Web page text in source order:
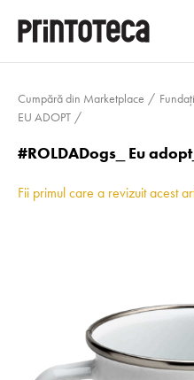
Cumpără din Marketplace
EU ADOPT
#ROLDADogs_ Eu
Fii primul care a revizuit acest